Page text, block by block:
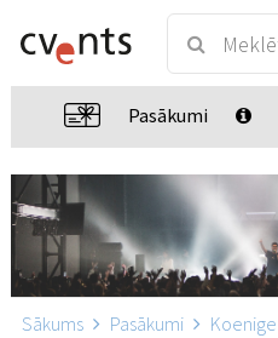
Pasākumi
Sākums Pasākumi